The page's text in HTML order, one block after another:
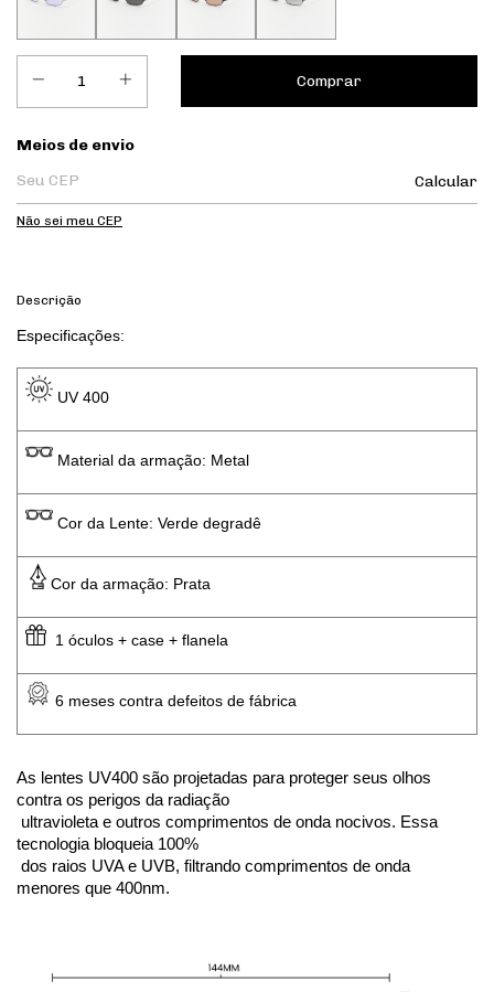
Entregas para o CEP:
Meios de envio
Calcular
Não sei meu CEP
Descrição
Especificações:
UV 400
Material da armação: Metal
Cor da Lente: Verde degradê
Cor da armação: Prata
1 óculos + case + flanela
6 meses contra defeitos de fábrica
As lentes UV400 são projetadas para proteger seus olhos
contra os perigos da radiação
tecnologia bloqueia 100%
menores que 400nm.